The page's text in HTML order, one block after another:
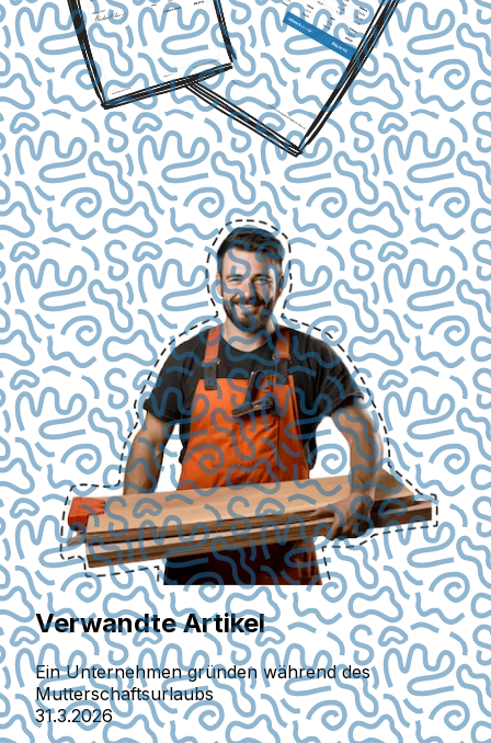
Verwandte Artikel
Ein Unternehmen gründen während des
Mutterschaftsurlaubs
31.3.2026